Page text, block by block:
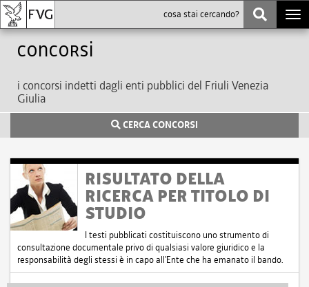
Concorsi
i concorsi indetti dagli enti pubblici del Friuli Venezia
Giulia
CERCA CONCORSI
RISULTATO DELLA
RICERCA PER TITOLO DI
STUDIO
I testi pubblicati costituiscono uno strumento di
consultazione documentale privo di qualsiasi valore giuridico e la
responsabilità degli stessi è in capo all'Ente che ha emanato il bando.